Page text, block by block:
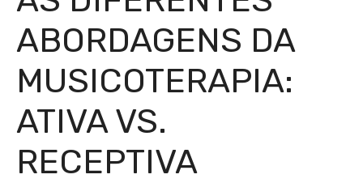
ABORDAGENS DA
MUSICOTERAPIA:
ATIVA VS.
RECEPTIVA